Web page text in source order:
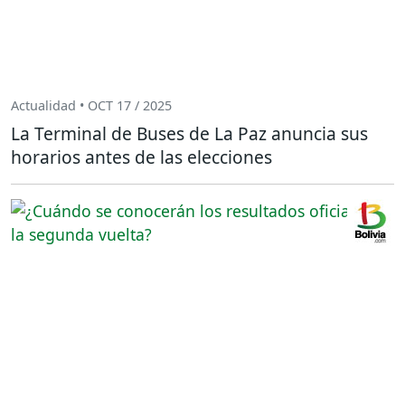
Actualidad • OCT 17 / 2025
La Terminal de Buses de La Paz anuncia sus
horarios antes de las elecciones